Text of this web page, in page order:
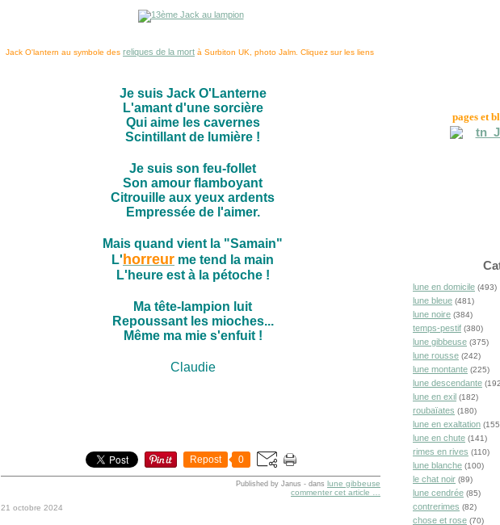
Jack O'lantern au symbole des reliques de la mort à Surbiton UK, photo Jalm. Cliquez sur les liens
Je suis Jack O'Lanterne
L'amant d'une sorcière
Qui aime les cavernes
Scintillant de lumière !
Je suis son feu-follet
Son amour flamboyant
Citrouille aux yeux ardents
Empressée de l'aimer.
Mais quand vient la "Samain"
L'horreur me tend la main
L'heure est à la pétoche !
Ma tête-lampion luit
Repoussant les mioches...
Même ma mie s'enfuit !
Claudie
Repost 0
Published by Janus - dans lune gibbeuse
commenter cet article
21 octobre 2024
pages et
lune en domicile (493)
lune bleue (481)
lune noire (384)
temps-pestif (380)
lune gibbeuse (375)
lune rousse (242)
lune montante (225)
lune descendante
lune en exil (182)
roubaïates (180)
lune en exaltation
lune en chute (141)
rimes en rives (110)
lune blanche (100)
le chat noir (89)
lune cendrée (85)
contrerimes (82)
chose et rose (70)